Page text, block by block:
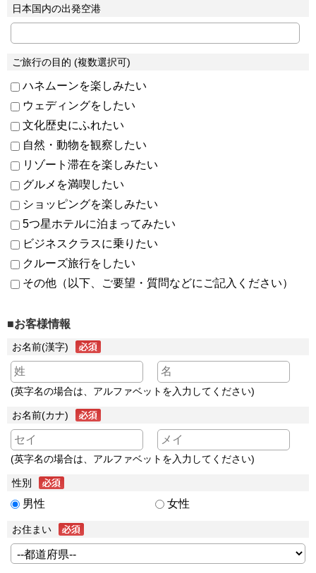
日本国内の出発空港
ご旅行の目的 (複数選択可)
ハネムーンを楽しみたい
ウェディングをしたい
文化歴史にふれたい
自然・動物を観察したい
リゾート滞在を楽しみたい
グルメを満喫したい
ショッピングを楽しみたい
5つ星ホテルに泊まってみたい
ビジネスクラスに乗りたい
クルーズ旅行をしたい
その他（以下、ご要望・質問などにご記入ください）
■お客様情報
お名前(漢字)
(英字名の場合は、アルファベットを入力してください)
お名前(カナ)
(英字名の場合は、アルファベットを入力してください)
性別
男性 女性
お住まい